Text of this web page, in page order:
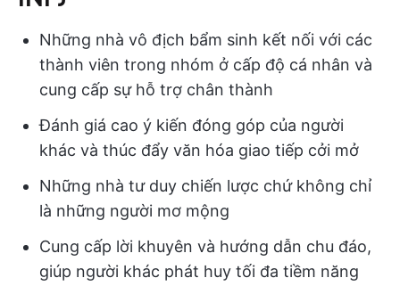
Những nhà vô địch bẩm sinh kết nối với các
thành viên trong nhóm ở cấp độ cá nhân và
cung cấp sự hỗ trợ chân thành
Đánh giá cao ý kiến đóng góp của người
khác và thúc đẩy văn hóa giao tiếp cởi mở
Những nhà tư duy chiến lược chứ không chỉ
là những người mơ mộng
Cung cấp lời khuyên và hướng dẫn chu đáo,
giúp người khác phát huy tối đa tiềm năng